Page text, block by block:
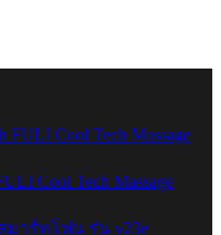
Cool Tech Massage